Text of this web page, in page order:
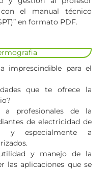
con el manual técnico
en formato PDF.
imprescindible para el
que te ofrece la
a profesionales de la
de electricidad de
y especialmente a
y manejo de la
las aplicaciones que se